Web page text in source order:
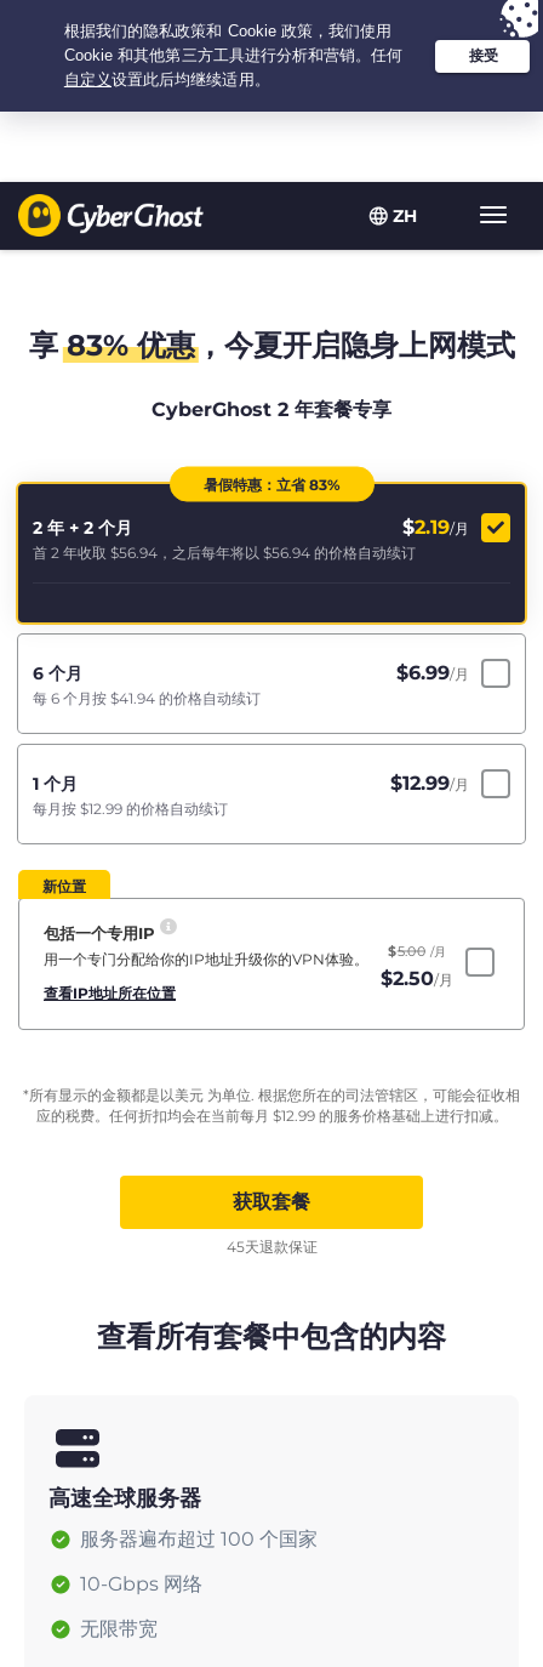
ZH
Your choice:The Best Dealfor 2.1666666666667-years at $2.19
/month
享83% 优惠，今夏开启隐身上网模式
CyberGhost 2 年套餐专享
暑假特惠：立省 83%
2 年 + 2 个月 $2.19/月
首 2 年收取 $56.94 ，之后每年将以 $56.94 的价格自动续订
6 个月 $6.99/月
每 6 个月按 $41.94 的价格自动续订
1 个月 $12.99/月
每月按 $12.99 的价格自动续订
新位置
包括一个专用IP
用一个专门分配给你的IP地址升级你的VPN体验。
查看IP地址所在位置
$5.00 /月
$2.50/月
*所有显示的金额都是以美元 为单位. 根据您所在的司法管辖区，可能会征收相
应的税费。任何折扣均会在当前每月 $12.99的服务价格基础上进行扣减。
获取套餐
45天退款保证
查看所有套餐中包含的内容
高速全球服务器
服务器遍布超过 100 个国家
10-Gbps 网络
无限带宽